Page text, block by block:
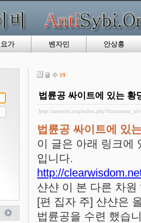
가 벤자민 안상홍
글 수 19
법륜공 싸이트에 있는 황
http://antisybi.org/
법륜공 싸이트에 있
이 글은 아래 링크에
입니다.
http://
샨샨 이 본 다른 차
[편 집자 주] 샨샨은
법륜공을 수련 했습